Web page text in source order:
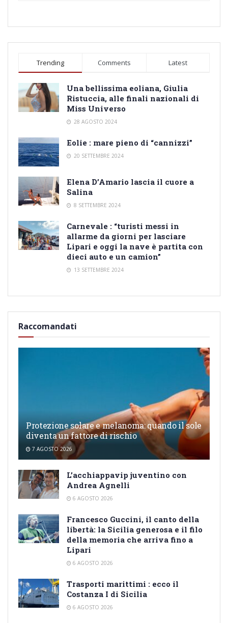
Trending Comments Latest
Una bellissima eoliana, Giulia
Ristuccia, alle finali nazionali di
Miss Universo
28 AGOSTO 2024
Eolie : mare pieno di “cannizzi”
20 SETTEMBRE 2024
Elena D’Amario lascia il cuore a
Salina
8 SETTEMBRE 2024
Carnevale : “turisti messi in
allarme da giorni per lasciare
Lipari e oggi la nave è partita con
dieci auto e un camion”
13 SETTEMBRE 2024
Raccomandati
Protezione solare e melanoma: quando il sole
diventa un fattore di rischio
7 AGOSTO 2026
L’acchiappavip juventino con
Andrea Agnelli
6 AGOSTO 2026
Francesco Guccini, il canto della
libertà: la Sicilia generosa e il filo
della memoria che arriva fino a
Lipari
6 AGOSTO 2026
Trasporti marittimi : ecco il
Costanza I di Sicilia
6 AGOSTO 2026